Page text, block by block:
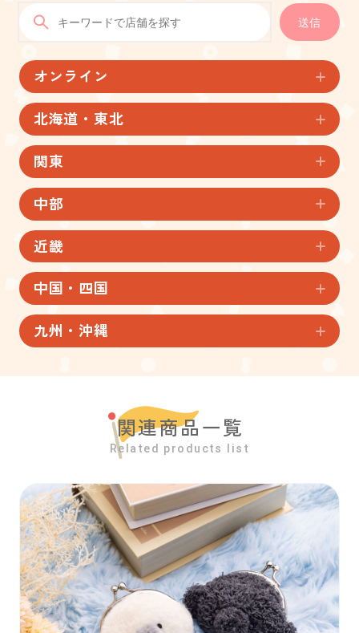
送信
オンライン
北海道・東北
関東
中部
近畿
中国・四国
九州・沖縄
関連商品一覧
Related products list